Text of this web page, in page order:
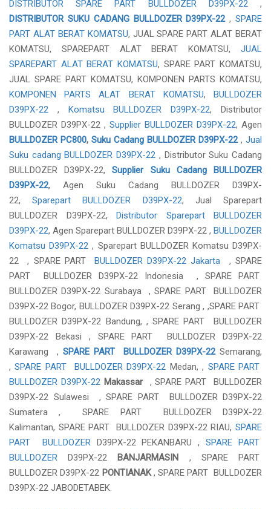
DISTRIBUTOR SPARE PART BULLDOZER D39PX-22,
DISTRIBUTOR SUKU CADANG BULLDOZER D39PX-22,SPARE
PART ALAT BERAT KOMATSU, JUAL SPARE PART ALAT BERAT
KOMATSU, SPAREPART ALAT BERAT KOMATSU, JUAL
SPAREPART ALAT BERAT KOMATSU, SPARE PART KOMATSU,
JUAL SPARE PART KOMATSU, KOMPONEN PARTS KOMATSU,
KOMPONEN PARTS ALAT BERAT KOMATSU,BULLDOZER
D39PX-22 , Komatsu BULLDOZER D39PX-22, Distributor
BULLDOZER D39PX-22 , Supplier BULLDOZER D39PX-22, Agen
BULLDOZER PC800, Suku Cadang BULLDOZER D39PX-22, Jual
Suku cadang BULLDOZER D39PX-22 , Distributor Suku Cadang
BULLDOZER D39PX-22,Supplier Suku Cadang BULLDOZER
D39PX-22, Agen Suku Cadang BULLDOZER D39PX-
22,Sparepart BULLDOZER D39PX-22, Jual Sparepart
BULLDOZER D39PX-22, Distributor Sparepart BULLDOZER
D39PX-22, Agen Sparepart BULLDOZER D39PX-22 , BULLDOZER
Komatsu D39PX-22 , Sparepart BULLDOZER Komatsu D39PX-
22 , SPARE PARTBULLDOZER D39PX-22 Jakarta , SPARE
PART BULLDOZER D39PX-22 Indonesia , SPARE PART
BULLDOZER D39PX-22 Surabaya , SPARE PART BULLDOZER
D39PX-22 Bogor, BULLDOZER D39PX-22 Serang , ,SPARE PART
BULLDOZER D39PX-22 Bandung, , SPARE PART BULLDOZER
D39PX-22 Bekasi , SPARE PART BULLDOZER D39PX-22
Karawang , SPARE PART BULLDOZER D39PX-22 Semarang,
,SPARE PART BULLDOZER D39PX-22 Medan, , SPARE PART
BULLDOZER D39PX-22 Makassar, SPARE PART BULLDOZER
D39PX-22 Sulawesi , SPARE PART BULLDOZER D39PX-22
Sumatera , SPARE PART BULLDOZER D39PX-22
Kalimantan, SPARE PART BULLDOZER D39PX-22 RIAU, SPARE
PART BULLDOZERD39PX-22 PEKANBARU ,SPARE PART
BULLDOZER D39PX-22 BANJARMASIN , SPARE PART
BULLDOZER D39PX-22 PONTIANAK, SPARE PART BULLDOZER
D39PX-22 JABODETABEK.